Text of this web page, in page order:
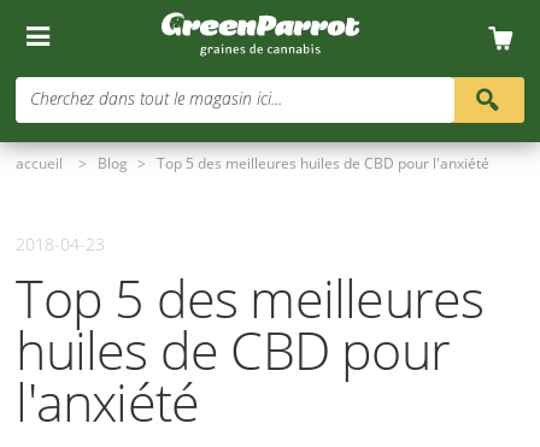
Cherchez dans tout le magasin ici...
accueil > Blog > Top 5 des meilleures huiles de CBD pour l'anxiété
2018-04-23
Top 5 des meilleures
huiles de CBD pour
l'anxiété